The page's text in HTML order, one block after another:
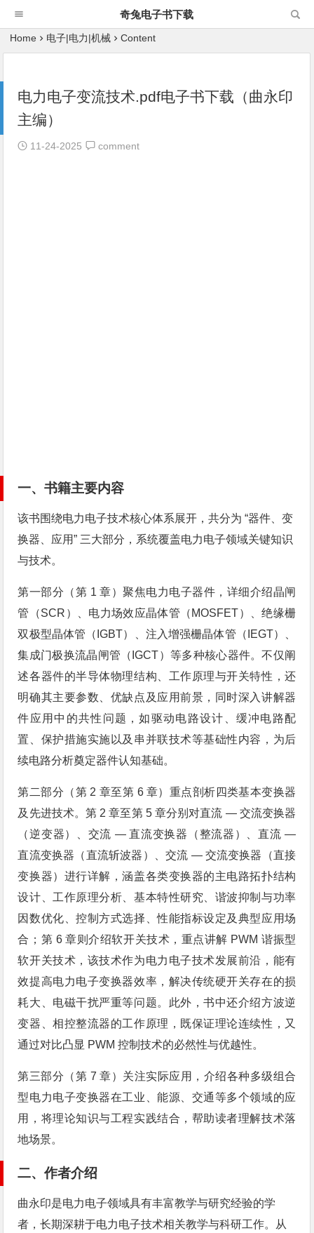
奇兔电子书下载
Home 电子|电力|机械 Content
电力电子变流技术.pdf电子书下载（曲永印
主编）
11-24-2025 comment
一、书籍主要内容
该书围绕电力电子技术核心体系展开，共分为 “器件、变
换器、应用” 三大部分，系统覆盖电力电子领域关键知识
与技术。
第一部分（第 1 章）聚焦电力电子器件，详细介绍晶闸
管（SCR）、电力场效应晶体管（MOSFET）、绝缘栅
双极型晶体管（IGBT）、注入增强栅晶体管（IEGT）、
集成门极换流晶闸管（IGCT）等多种核心器件。不仅阐
述各器件的半导体物理结构、工作原理与开关特性，还
明确其主要参数、优缺点及应用前景，同时深入讲解器
件应用中的共性问题，如驱动电路设计、缓冲电路配
置、保护措施实施以及串并联技术等基础性内容，为后
续电路分析奠定器件认知基础。
第二部分（第 2 章至第 6 章）重点剖析四类基本变换器
及先进技术。第 2 章至第 5 章分别对直流 — 交流变换器
（逆变器）、交流 — 直流变换器（整流器）、直流 —
直流变换器（直流斩波器）、交流 — 交流变换器（直接
变换器）进行详解，涵盖各类变换器的主电路拓扑结构
设计、工作原理分析、基本特性研究、谐波抑制与功率
因数优化、控制方式选择、性能指标设定及典型应用场
合；第 6 章则介绍软开关技术，重点讲解 PWM 谐振型
软开关技术，该技术作为电力电子技术发展前沿，能有
效提高电力电子变换器效率，解决传统硬开关存在的损
耗大、电磁干扰严重等问题。此外，书中还介绍方波逆
变器、相控整流器的工作原理，既保证理论连续性，又
通过对比凸显 PWM 控制技术的必然性与优越性。
第三部分（第 7 章）关注实际应用，介绍各种多级组合
型电力电子变换器在工业、能源、交通等多个领域的应
用，将理论知识与工程实践结合，帮助读者理解技术落
地场景。
二、作者介绍
曲永印是电力电子领域具有丰富教学与研究经验的学
者，长期深耕于电力电子技术相关教学与科研工作。从